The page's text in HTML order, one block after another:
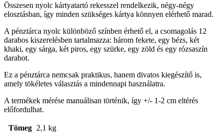
Összesen nyolc kártyatartó rekesszel rendelkezik, négy-négy
elosztásban, így minden szükséges kártya könnyen elérhető marad.
A pénztárca nyolc különböző színben érhető el, a csomagolás 12
darabos kiszerelésben tartalmazza: három fekete, egy bézs, két
khaki, egy sárga, két piros, egy szürke, egy zöld és egy rózsaszín
darabot.
Ez a pénztárca nemcsak praktikus, hanem divatos kiegészítő is,
amely tökéletes választás a mindennapi használatra.
A termékek mérése manuálisan történik, így +/- 1-2 cm eltérés
előfordulhat.
Tömeg
2,1 kg